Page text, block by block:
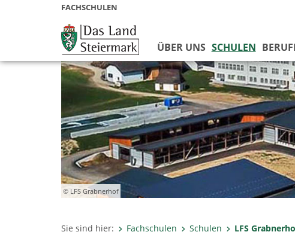
FACHSCHULEN
ÜBER UNS SCHULEN
© LFS Grabnerhof
Sie sind hier: Fachschulen Schulen LFS